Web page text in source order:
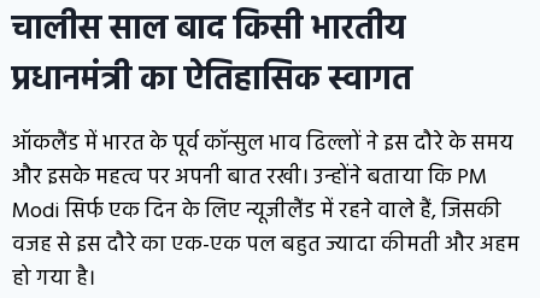
चालीस साल बाद किसी भारतीय
प्रधानमंत्री का ऐतिहासिक स्वागत
ऑकलैंड में भारत के पूर्व कॉन्सुल भाव ढिल्लों ने इस दौरे के समय
और इसके महत्व पर अपनी बात रखी। उन्होंने बताया कि PM
Modi सिर्फ एक दिन के लिए न्यूजीलैंड में रहने वाले हैं, जिसकी
वजह से इस दौरे का एक-एक पल बहुत ज्यादा कीमती और अहम
हो गया है।